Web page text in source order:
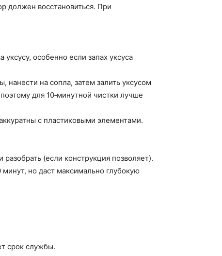
должен восстановиться. При
особенно если запах уксуса
на сопла, затем залить уксусом
для 10‑минутной чистки лучше
с пластиковыми элементами.
(если конструкция позволяет).
но даст максимально глубокую
срок службы.